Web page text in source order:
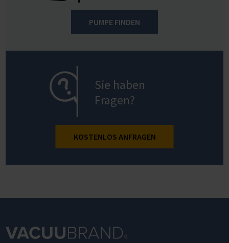
PUMPE FINDEN
Sie haben
Fragen?
KOSTENLOS ANFRAGEN